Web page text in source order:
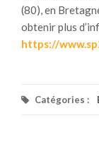
(80), en
obtenir plus
https://
Catégories :